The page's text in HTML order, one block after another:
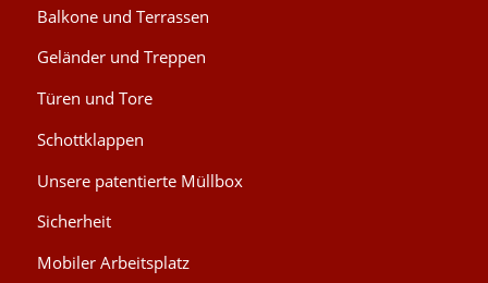
Balkone und Terrassen
Geländer und Treppen
Türen und Tore
Schottklappen
Unsere patentierte Müllbox
Sicherheit
Mobiler Arbeitsplatz